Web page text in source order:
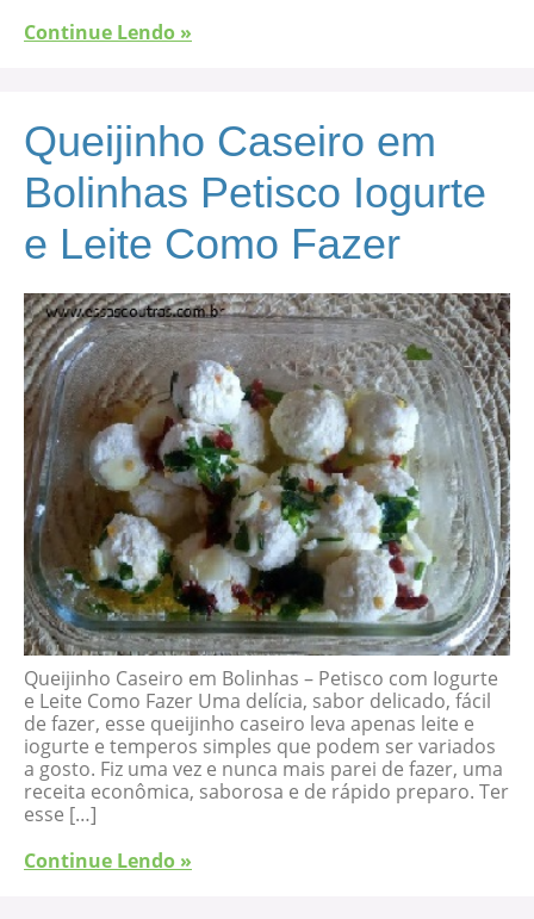
Continue Lendo »
Queijinho Caseiro em
Bolinhas Petisco Iogurte
e Leite Como Fazer
Queijinho Caseiro em Bolinhas – Petisco com Iogurte
e Leite Como Fazer Uma delícia, sabor delicado, fácil
de fazer, esse queijinho caseiro leva apenas leite e
iogurte e temperos simples que podem ser variados
a gosto. Fiz uma vez e nunca mais parei de fazer, uma
receita econômica, saborosa e de rápido preparo. Ter
esse […]
Continue Lendo »